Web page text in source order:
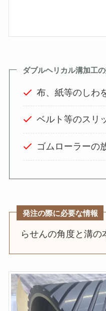
ダブルヘリカル溝加工
布、紙等のしわ
ベルト等のスリ
ゴムローラーの
発注の際に必要な情報
らせんの角度と溝の